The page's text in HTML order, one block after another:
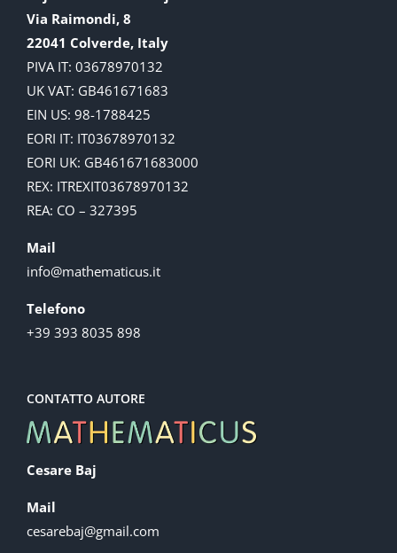
Via Raimondi, 8
22041 Colverde, Italy
PIVA IT: 03678970132
UK VAT: GB461671683
EIN US: 98-1788425
EORI IT: IT03678970132
EORI UK: GB461671683000
REX: ITREXIT03678970132
REA: CO – 327395
Mail
info@mathematicus.it
Telefono
+39 393 8035 898
CONTATTO AUTORE
Cesare Baj
Mail
cesarebaj@gmail.com